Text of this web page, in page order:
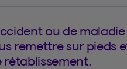
ou de
remettre sur pieds
rétablissement.